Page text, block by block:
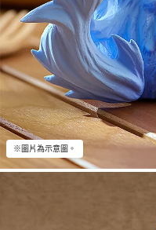
※圖片為示意圖。